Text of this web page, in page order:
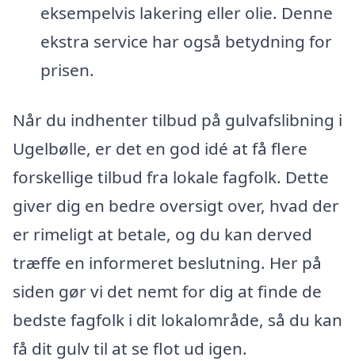
eksempelvis lakering eller olie. Denne
ekstra service har også betydning for
prisen.
Når du indhenter tilbud på gulvafslibning i
Ugelbølle, er det en god idé at få flere
forskellige tilbud fra lokale fagfolk. Dette
giver dig en bedre oversigt over, hvad der
er rimeligt at betale, og du kan derved
træffe en informeret beslutning. Her på
siden gør vi det nemt for dig at finde de
bedste fagfolk i dit lokalområde, så du kan
få dit gulv til at se flot ud igen.